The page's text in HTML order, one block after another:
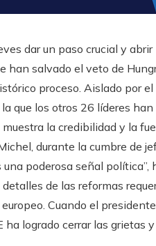
dar un paso crucial y
han salvado el veto de
proceso. Aislado por
que los otros 26 líderes
muestra la credibilidad y la
durante la cumbre de
poderosa señal
de las reformas
Cuando el
ha logrado cerrar las grietas